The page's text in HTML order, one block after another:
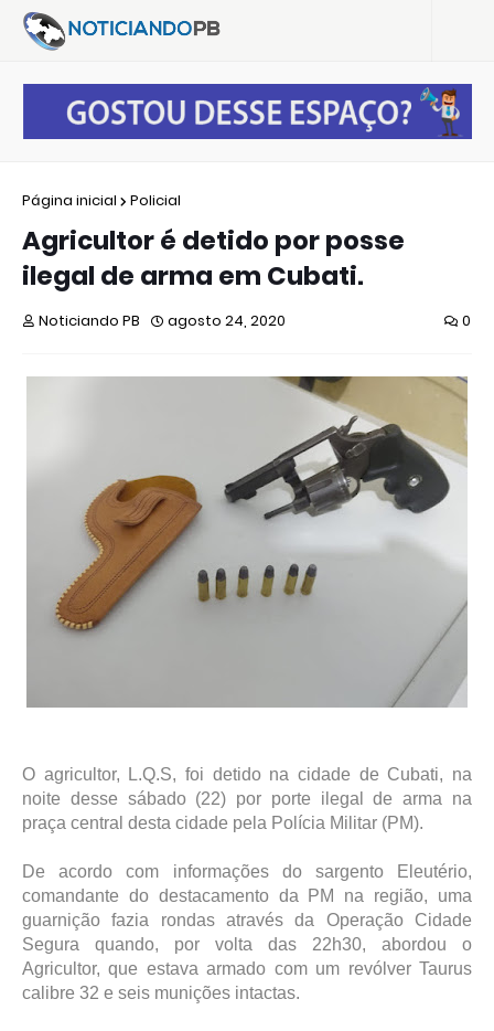
Página inicial Policial
Agricultor é detido por posse
ilegal de arma em Cubati.
Noticiando PB agosto 24, 2020 0
O agricultor, L.Q.S, foi detido na cidade de Cubati, na
noite desse sábado (22) por porte ilegal de arma na
praça central desta cidade pela Polícia Militar (PM).
De acordo com informações do sargento Eleutério,
comandante do destacamento da PM na região, uma
guarnição fazia rondas através da Operação Cidade
Segura quando, por volta das 22h30, abordou o
Agricultor, que estava armado com um revólver Taurus
calibre 32 e seis munições intactas.